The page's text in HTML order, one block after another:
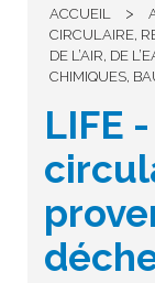
ACCUEIL >
CIRCULAIRE,
DE L’AIR, DE
CHIMIQUES,
LIFE